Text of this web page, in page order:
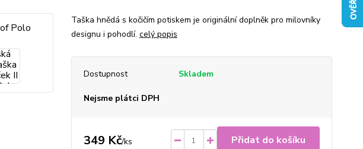
Taška hnědá s kočičím potiskem je originální doplněk pro milovníky
designu i pohodlí. celý popis
Dostupnost Skladem
Nejsme plátci DPH
349 Kč/ks Přidat do košíku